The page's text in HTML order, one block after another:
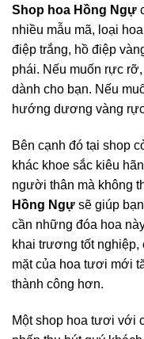
Shop hoa Hồng Ngự
nhiều mẫu mã, loại
điệp trắng, hồ điệp
phái. Nếu muốn rực
dành cho bạn. Nếu
hướng dương vàng
Bên cạnh đó tại shop
khác khoe sắc kiêu
người thân mà không
Hồng Ngự sẽ giúp
cần những đóa hoa
khai trương tốt
mặt của hoa tươi mới
thành công hơn.
Một shop hoa tươi với